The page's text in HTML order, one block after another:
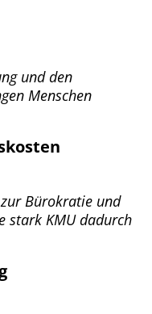
und den
Menschen
Bürokratie und
stark KMU dadurch